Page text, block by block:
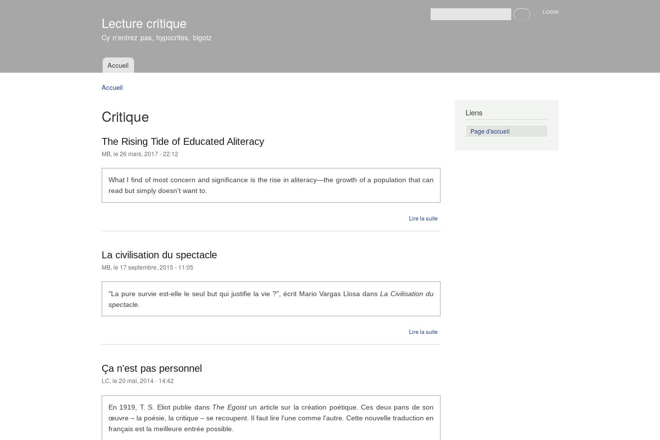
Lecture critique
Cy n'entrez pas, hypocrites, bigotz
Formulaire de recherche
Recherche LOGIN
Menu principal
Accueil
Accueil
Critique
The Rising Tide of Educated Aliteracy
MB, le 26 mars, 2017 - 22:12
What I find of most concern and significance is the rise in aliteracy—the growth of a population that can
read but simply doesn’t want to.
Lire la suite
La civilisation du spectacle
MB, le 17 septembre, 2015 - 11:05
"La pure survie est-elle le seul but qui justifie la vie ?", écrit Mario Vargas Llosa dansLa Civilisation du
spectacle.
Lire la suite
Ça n'est pas personnel
LC, le 20 mai, 2014 - 14:42
En 1919, T. S. Eliot publie dans The Egoistun article sur la création poétique. Ces deux pans de son
œuvre – la poésie, la critique – se recoupent. Il faut lire l'une comme l'autre. Cette nouvelle traduction en
français est la meilleure entrée possible.
Liens
Page d'accueil